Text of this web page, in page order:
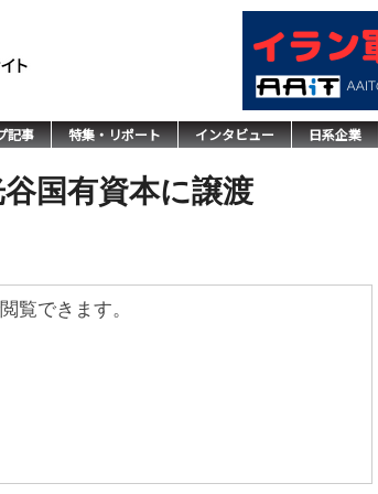
記事 特集・リポート インタビュー 日系企業
国有資本に譲渡
覧できます。